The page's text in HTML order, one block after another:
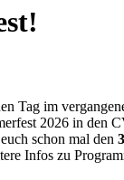
Tag im
2026 in den
schon mal den
Infos zu